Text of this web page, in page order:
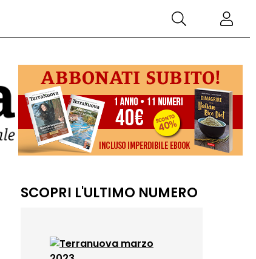
SCOPRI L'ULTIMO NUMERO